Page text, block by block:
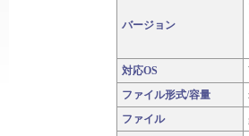
バージョン
対応OS
ファイル形式/容量
ファイル